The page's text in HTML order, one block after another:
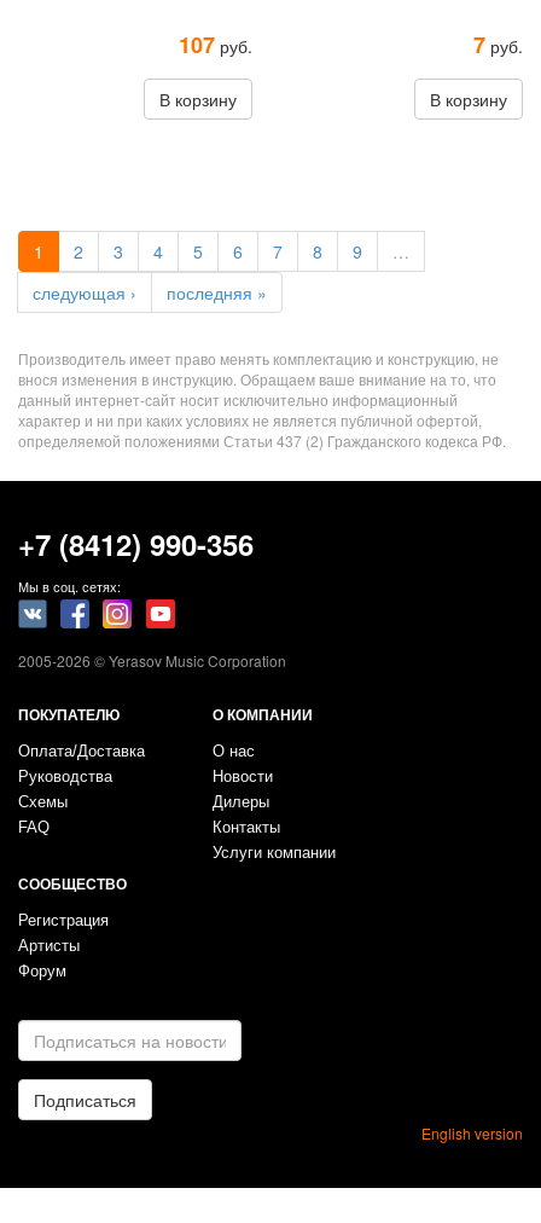
107 руб.
В корзину
7 руб.
В корзину
1 2 3 4 5 6 7 8 9
…
следующая ›
последняя »
Производитель имеет право менять комплектацию и конструкцию, не
внося изменения в инструкцию. Обращаем ваше внимание на то, что
данный интернет-сайт носит исключительно информационный
характер и ни при каких условиях не является публичной офертой,
определяемой положениями Статьи 437 (2) Гражданского кодекса РФ.
+7 (8412) 990-356
Мы в соц. сетях:
2005-2026 © Yerasov Music Corporation
ПОКУПАТЕЛЮ
Оплата/Доставка
Руководства
Схемы
FAQ
О КОМПАНИИ
О нас
Новости
Дилеры
Контакты
Услуги компании
СООБЩЕСТВО
Регистрация
Артисты
Форум
E-
mail
*
Подписаться
English version